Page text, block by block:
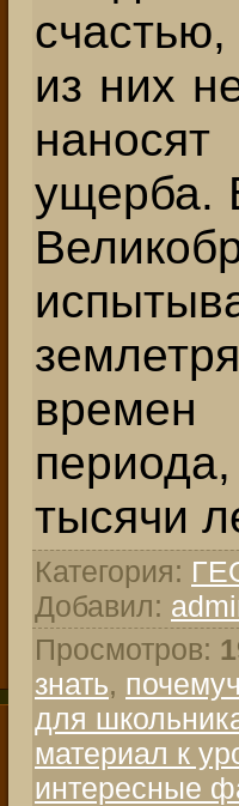
из них
ущерба.
времен
ты­сячи
Категория:
Добавил:
Просмотров:
знать,
для
материал к
интересные